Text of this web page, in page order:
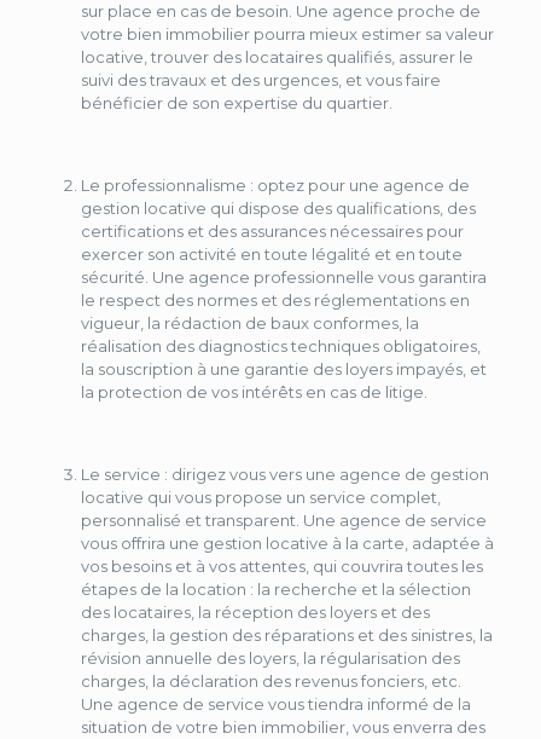
sur place en cas de besoin. Une agence proche de
votre bien immobilier pourra mieux estimer sa valeur
locative, trouver des locataires qualifiés, assurer le
suivi des travaux et des urgences, et vous faire
bénéficier de son expertise du quartier.
Le professionnalisme : optez pour une agence de
gestion locative qui dispose des qualifications, des
certifications et des assurances nécessaires pour
exercer son activité en toute légalité et en toute
sécurité. Une agence professionnelle vous garantira
le respect des normes et des réglementations en
vigueur, la rédaction de baux conformes, la
réalisation des diagnostics techniques obligatoires,
la souscription à une garantie des loyers impayés, et
la protection de vos intérêts en cas de litige.
Le service : dirigez vous vers une agence de gestion
locative qui vous propose un service complet,
personnalisé et transparent. Une agence de service
vous offrira une gestion locative à la carte, adaptée à
vos besoins et à vos attentes, qui couvrira toutes les
étapes de la location : la recherche et la sélection
des locataires, la réception des loyers et des
charges, la gestion des réparations et des sinistres, la
révision annuelle des loyers, la régularisation des
charges, la déclaration des revenus fonciers, etc.
Une agence de service vous tiendra informé de la
situation de votre bien immobilier, vous enverra des